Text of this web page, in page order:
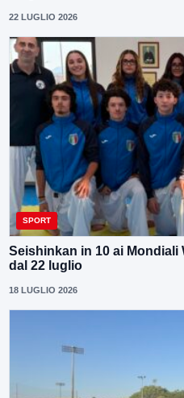
22 LUGLIO 2026
SPORT
Seishinkan in 10 ai Mondiali
dal 22 luglio
18 LUGLIO 2026